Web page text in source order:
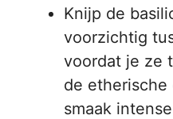
Knijp de
voorzichtig
voordat je ze
de
smaak